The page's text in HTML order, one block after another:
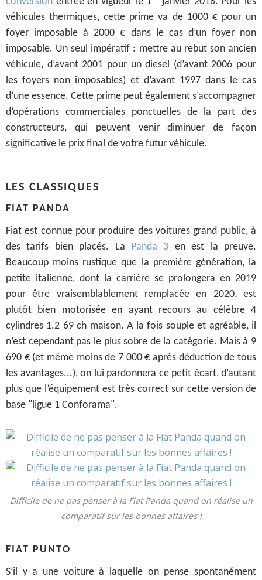
véhicules thermiques, cette prime va de 1000 € pour un
foyer imposable à 2000 € dans le cas d’un foyer non
imposable. Un seul impératif : mettre au rebut son ancien
véhicule, d’avant 2001 pour un diesel (d’avant 2006 pour
les foyers non imposables) et d’avant 1997 dans le cas
d’une essence. Cette prime peut également s’accompagner
d’opérations commerciales ponctuelles de la part des
constructeurs, qui peuvent venir diminuer de façon
significative le prix final de votre futur véhicule.
LES CLASSIQUES
FIAT PANDA
Fiat est connue pour produire des voitures grand public, à
des tarifs bien placés. La
Panda 3 en est la preuve.
Beaucoup moins rustique que la première génération, la
petite italienne, dont la carrière se prolongera en 2019
pour être vraisemblablement remplacée en 2020, est
plutôt bien motorisée en ayant recours au célèbre 4
cylindres 1.2 69 ch maison. A la fois souple et agréable, il
n’est cependant pas le plus sobre de la catégorie. Mais à 9
690 € (et même moins de 7 000 € après déduction de tous
les avantages...), on lui pardonnera ce petit écart, d’autant
plus que l’équipement est très correct sur cette version de
base "ligue 1 Conforama".
Difficile de ne pas penser à la Fiat Panda quand on réalise un
comparatif sur les bonnes affaires !
FIAT PUNTO
S’il y a une voiture à laquelle on pense spontanément